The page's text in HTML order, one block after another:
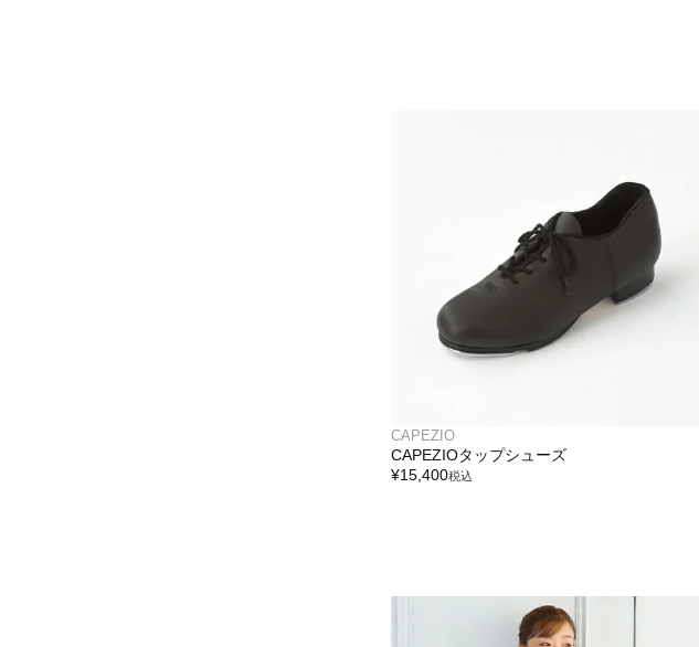
CAPEZIO
CAPEZIOタップシューズ
¥15,400税込